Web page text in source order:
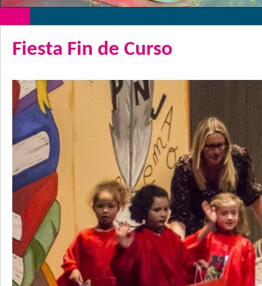
Fiesta Fin de Curso